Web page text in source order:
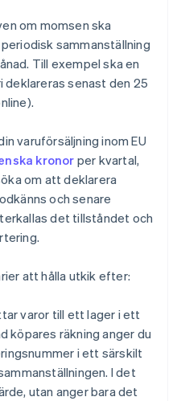
om momsen ska
sammanställning
Till exempel ska en
deklareras senast den 25
varuförsäljning inom EU
kronor per kvartal,
om att deklarera
och senare
det tillståndet och
att hålla utkik efter:
varor till ett lager i ett
köpares räkning anger du
i ett särskilt
I det
utan anger bara det